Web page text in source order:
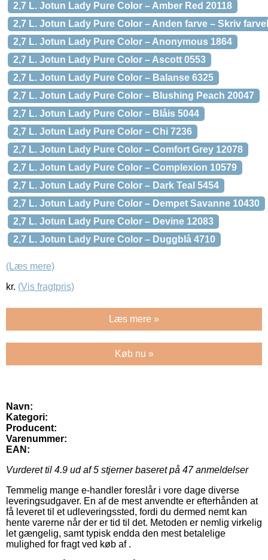
2,7 L. Jotun Lady Pure Color – Amber Red 20118
2,7 L. Jotun Lady Pure Color – Anden farve – Skriv
2,7 L. Jotun Lady Pure Color – Anonymous 1864
2,7 L. Jotun Lady Pure Color – Ascott 0553
2,7 L. Jotun Lady Pure Color – Balanse 6325
2,7 L. Jotun Lady Pure Color – Blushing Peach 20047
2,7 L. Jotun Lady Pure Color – Blåis 5044
2,7 L. Jotun Lady Pure Color – Chi 7236
2,7 L. Jotun Lady Pure Color – Comfort Grey 12078
2,7 L. Jotun Lady Pure Color – Complexion 10579
2,7 L. Jotun Lady Pure Color – Dark Teal 5454
2,7 L. Jotun Lady Pure Color – Dempet Savanne 10430
2,7 L. Jotun Lady Pure Color – Devine 12083
2,7 L. Jotun Lady Pure Color – Duggblå 4710
(Læs mere)
kr. (Vis fragtpris)
Læs mere »
Køb nu »
Navn:
Kategori:
Producent:
Varenummer:
EAN:
Vurderet til 4.9 ud af 5 stjerner baseret på 47anmeldelser
Temmelig mange e-handler foreslår i vore dage diverse
leveringsudgaver. En af de mest anvendte er efterhånden at
få leveret til et udleveringssted, fordi du dermed nemt kan
hente varerne når der er tid til det. Metoden er nemlig virkelig
let gængelig, samt typisk endda den mest betalelige
mulighed for fragt ved køb af .